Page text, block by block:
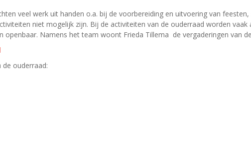
veel werk uit handen o.a. bij de voorbereiding en uitvoering van
niet mogelijk zijn. Bij de activiteiten van de ouderraad worden
openbaar. Namens het team woont Frieda Tillema de vergaderingen van
ouderraad: